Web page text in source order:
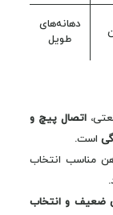
دهانه‌های
طویل
اتصال پیچ و
است.
مناسب انتخاب
ضعیف و انتخاب